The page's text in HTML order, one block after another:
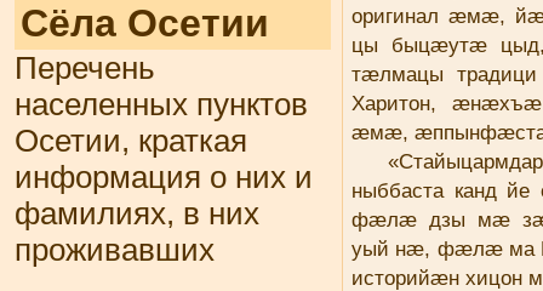
Сёла Осетии
Перечень
населенных пунктов
Осетии, краткая
информация о них и
фамилиях, в них
проживавших
оригинал æмæ, йæ
цы быцæутæ
тæлмацы
Харитон,
æмæ,
ныббаста канд
фæлæ дзы мæ
уый нæ, фæлæ ма
историйæн